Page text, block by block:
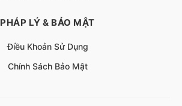
PHÁP LÝ & BẢO MẬT
Điều Khoản Sử Dụng
Chính Sách Bảo Mật